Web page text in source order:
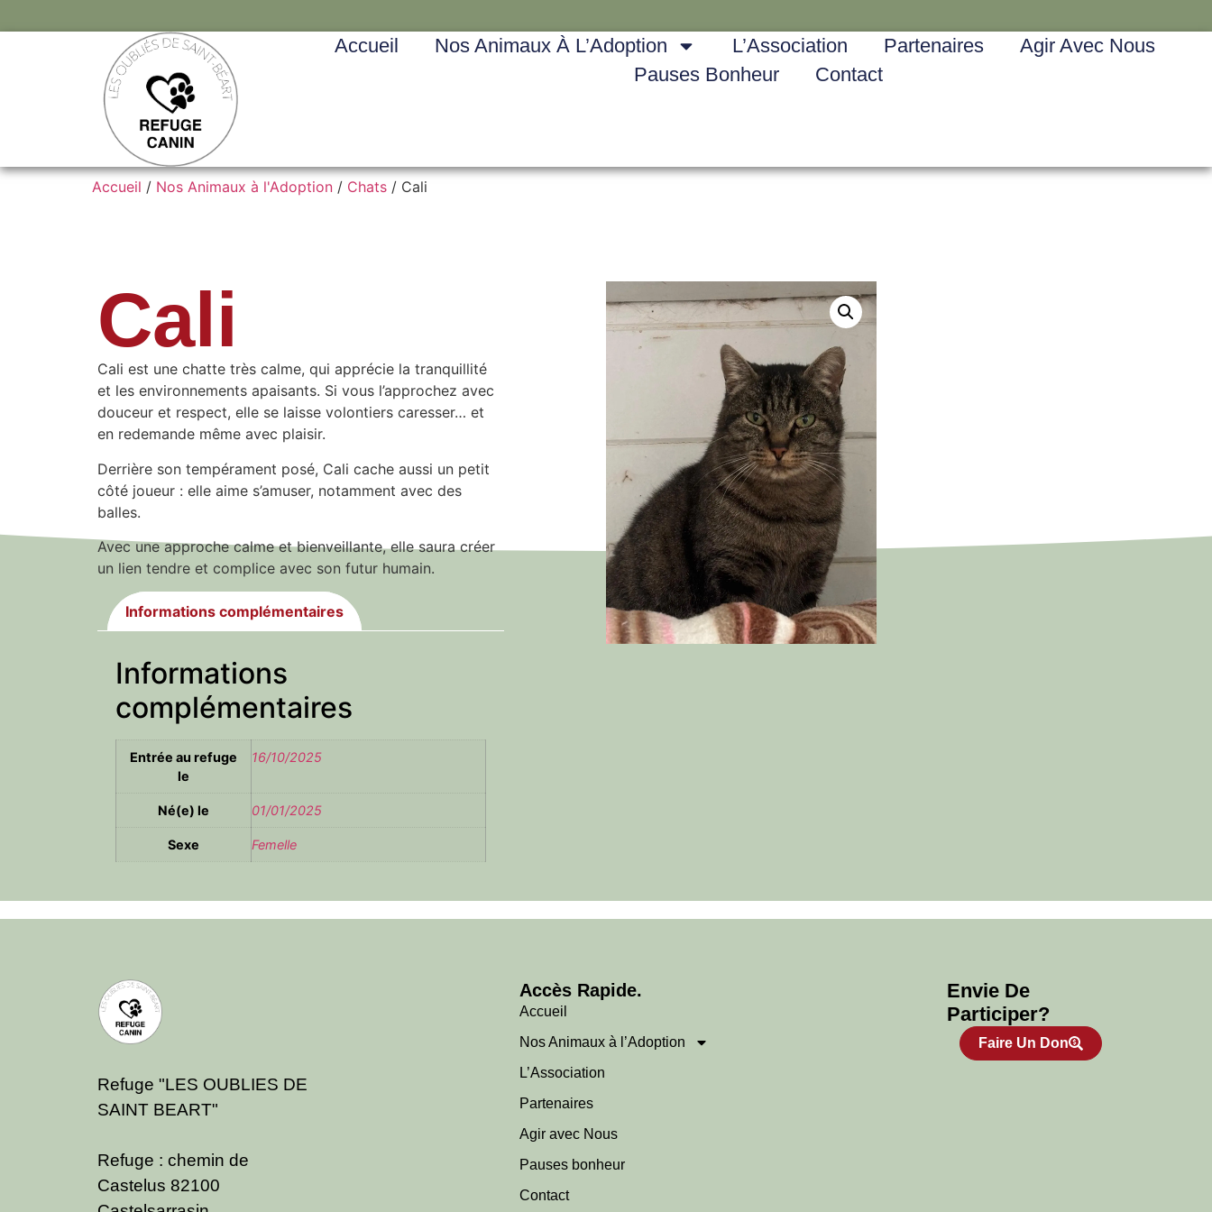
Accueil Nos Animaux À L’Adoption L’Association Partenaires
Agir Avec Nous
Pauses Bonheur
Contact
Accueil / Nos Animaux à l'Adoption / Chats / Cali
Cali
Cali est une chatte très calme, qui apprécie la tranquillité
et les environnements apaisants. Si vous l’approchez avec
douceur et respect, elle se laisse volontiers caresser… et
en redemande même avec plaisir.
Derrière son tempérament posé, Cali cache aussi un petit
côté joueur : elle aime s’amuser, notamment avec des
balles.
Avec une approche calme et bienveillante, elle saura créer
un lien tendre et complice avec son futur humain.
Informations complémentaires
Informations
complémentaires
Entrée au refuge
le
16/10/2025
Né(e) le 01/01/2025
Sexe Femelle
Refuge "LES OUBLIES DE
SAINT BEART"
Refuge : chemin de
Castelus 82100
Accès Rapide.
Accueil
Nos Animaux à l’Adoption
L’Association
Partenaires
Agir avec Nous
Pauses bonheur
Contact
Envie De
Participer?
Faire Un Don